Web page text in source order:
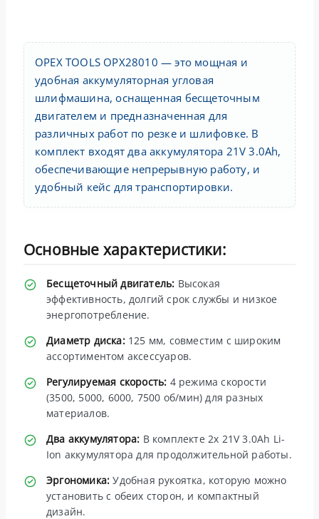
OPEX TOOLS OPX28010 — это мощная и
удобная аккумуляторная угловая
шлифмашина, оснащенная бесщеточным
двигателем и предназначенная для
различных работ по резке и шлифовке. В
комплект входят два аккумулятора 21V 3.0Ah,
обеспечивающие непрерывную работу, и
удобный кейс для транспортировки.
Основные характеристики:
Бесщеточный двигатель: Высокая
эффективность, долгий срок службы и низкое
энергопотребление.
Диаметр диска:125 мм, совместим с широким
ассортиментом аксессуаров.
Регулируемая скорость: 4 режима скорости
(3500, 5000, 6000, 7500 об/мин) для разных
материалов.
Два аккумулятора: В комплекте 2x 21V 3.0Ah Li-
Ion аккумулятора для продолжительной работы.
Эргономика: Удобная рукоятка, которую можно
установить с обеих сторон, и компактный
дизайн.